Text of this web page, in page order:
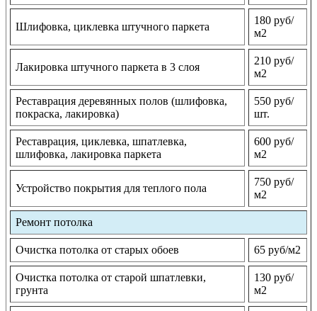
Шлифовка, циклевка штучного паркета
180 руб/
м2
Лакировка штучного паркета в 3 слоя
210 руб/
м2
Реставрация деревянных полов (шлифовка,
покраска, лакировка)
550 руб/
шт.
Реставрация, циклевка, шпатлевка,
шлифовка, лакировка паркета
600 руб/
м2
Устройство покрытия для теплого пола
750 руб/
м2
Ремонт потолка
Очистка потолка от старых обоев 65 руб/м2
Очистка потолка от старой шпатлевки,
грунта
130 руб/
м2